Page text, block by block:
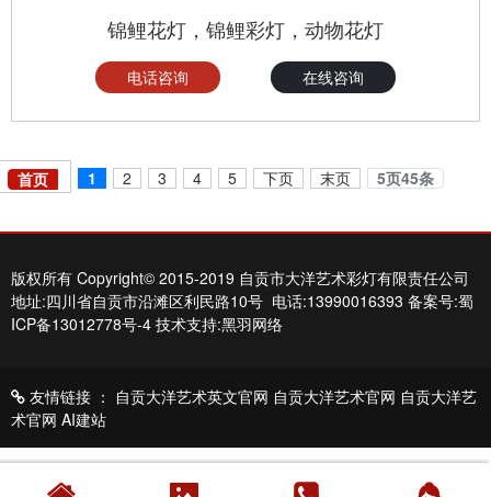
锦鲤花灯，锦鲤彩灯，动物花灯
电话咨询 在线咨询
首页 1 2 3 4 5 下页 末页 5页45条
版权所有 Copyright© 2015-2019 自贡市大洋艺术彩灯有限责任公司
地址:四川省自贡市沿滩区利民路10号 电话:13990016393 备案号:蜀
ICP备13012778号-4 技术支持:黑羽网络
友情链接 ： 自贡大洋艺术英文官网 自贡大洋艺术官网 自贡大洋艺
术官网 AI建站
